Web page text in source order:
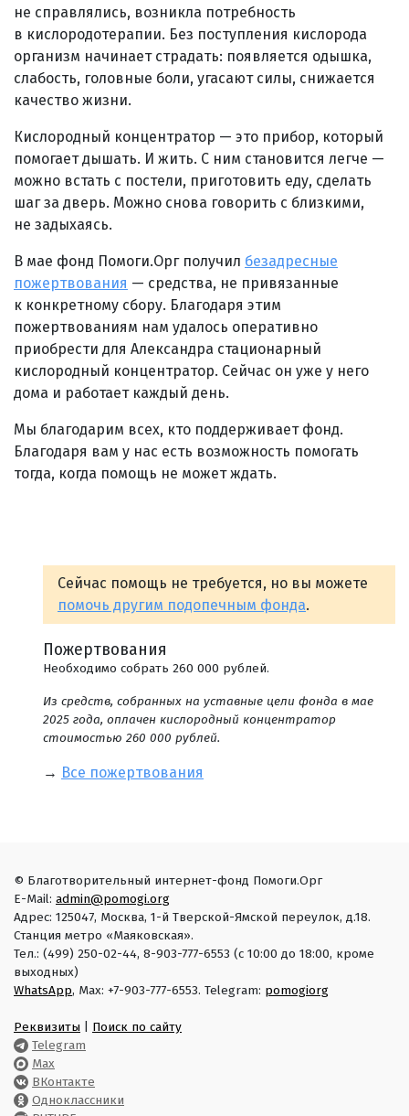
не справлялись, возникла потребность
в кислородотерапии. Без поступления кислорода
организм начинает страдать: появляется одышка,
слабость, головные боли, угасают силы, снижается
качество жизни.
Кислородный концентратор — это прибор, который
помогает дышать. И жить. С ним становится легче —
можно встать с постели, приготовить еду, сделать
шаг за дверь. Можно снова говорить с близкими,
не задыхаясь.
В мае фонд Помоги.Орг получил безадресные
пожертвования — средства, не привязанные
к конкретному сбору. Благодаря этим
пожертвованиям нам удалось оперативно
приобрести для Александра стационарный
кислородный концентратор. Сейчас он уже у него
дома и работает каждый день.
Мы благодарим всех, кто поддерживает фонд.
Благодаря вам у нас есть возможность помогать
тогда, когда помощь не может ждать.
Сейчас помощь не требуется, но вы можете
помочь другим подопечным фонда.
Пожертвования
Необходимо собрать 260 000 рублей.
Из средств, собранных на уставные цели фонда в мае
2025 года, оплачен кислородный концентратор
стоимостью 260 000 рублей.
→ Все пожертвования
© Благотворительный интернет-фонд Помоги.Орг
E-Mail: admin@pomogi.org
Адрес: 125047, Москва, 1-й Тверской-Ямской переулок, д.18.
Станция метро «Маяковская».
Тел.: (499) 250-02-44, 8-903-777-6553 (с 10:00 до 18:00, кроме
выходных)
WhatsApp, Max: +7-903-777-6553. Telegram: pomogiorg
Реквизиты
Поиск по сайту
Telegram
Max
ВКонтакте
Одноклассники